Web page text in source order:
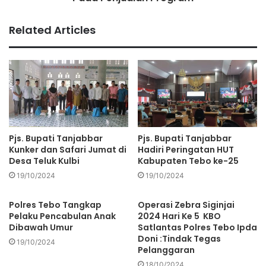
kehilangan wibawa jika dianggap berpihak dalam
Oleh karena itu, ia menyerukan agar lembaga adat kembali
pada fungsi utamanya sebagai penyeimbang dan pelindung
budaya.
Selain itu, ia juga mengingatkan bahwa Pilkada merupakan
proses demokrasi yang harus dijalankan dengan prinsip
keadilan dan keterbukaan.
Keterlibatan lembaga adat dalam mendukung salah satu
mempengaruhi hasil pemilihan, yang bertentangan dengan
prinsip-prinsip demokrasi.
Azri menegaskan bahwa pemilu harus berjalan dengan
Related Articles
Pjs. Bupati Tanjabbar
Kunker dan Safari Jumat di
Desa Teluk Kulbi
19/10/2024
Pjs. Bupati Tanjabbar
Hadiri Peringatan HUT
Kabupaten Tebo ke-25
19/10/2024
Polres Tebo Tangkap
Pelaku Pencabulan Anak
Dibawah Umur
19/10/2024
Operasi Zebra Siginjai
2024 Hari Ke 5 KBO
Satlantas Polres Tebo Ipda
Doni :Tindak Tegas
Pelanggaran